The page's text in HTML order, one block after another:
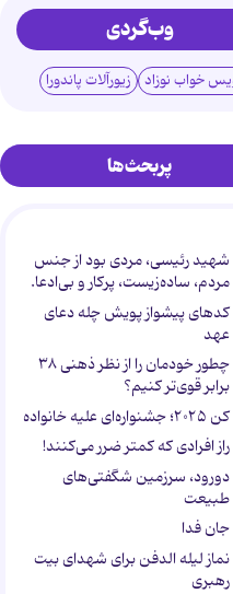
وب‌گردی
خواب نوزاد زیورآلات پاندورا
پربحث‌ها
شهید رئیسی، مردی بود از جنس
مردم، ساده‌زیست، پرکار و بی‌ادعا.
کدهای پیشواز پویش چله دعای
عهد
چطور خودمان را از نظر ذهنی ۳۸
برابر قوی‌تر کنیم؟
کن ۲۰۲۵؛ جشنواره‌ای علیه خانواده
راز افرادی که کمتر ضرر می‌کنند!
دورود، سرزمین شگفتی‌های
طبیعت
جان فدا
نماز لیله الدفن برای شهدای بیت
رهبری